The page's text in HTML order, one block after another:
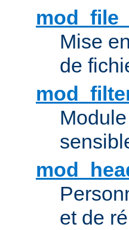
Mise
de
et de